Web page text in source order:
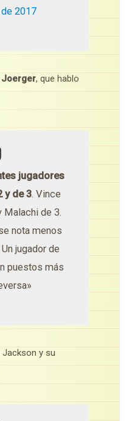
2017
Joerger, que hablo
jugadores
y de 3. Vince
Malachi de 3.
nota menos
jugador de
puestos más
y su